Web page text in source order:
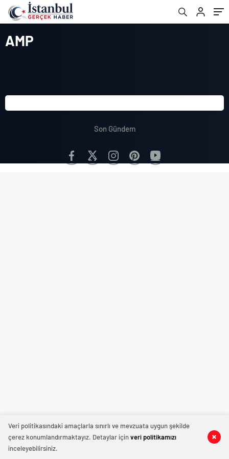
AMP
Son Gündem
Veri politikasındaki amaçlarla sınırlı ve mevzuata uygun şekilde
çerez konumlandırmaktayız. Detaylar içinveri politikamızı
inceleyebilirsiniz.